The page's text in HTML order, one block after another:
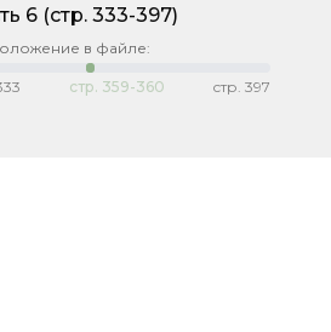
6 (стр. 333-397)
в файле:
стр. 359-360 стр. 397